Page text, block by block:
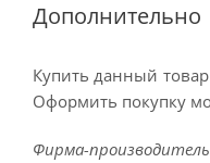
Дополнительно
Купить данный
Оформить покупку
Фирма-